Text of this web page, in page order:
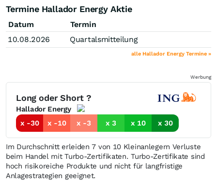
Termine Hallador Energy Aktie
Datum
Termin
10.08.2026
Quartalsmitteilung
alle Hallador Energy Termine »
Werbung
Long oder Short ?
Hallador Energy
x -30
x -10 x -3 x 3 x 10 x 30
Im Durchschnitt erleiden 7 von 10 Kleinanlegern Verluste
beim Handel mit Turbo-Zertifikaten. Turbo-Zertifikate sind
hoch risikoreiche Produkte und nicht für langfristige
Anlagestrategien geeignet.